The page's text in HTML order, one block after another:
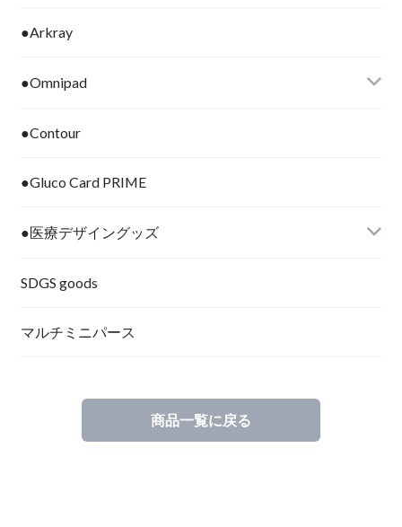
●Arkray
●Omnipad
●Contour
●Gluco Card PRIME
●医療デザイングッズ
SDGS goods
マルチミニパース
商品一覧に戻る